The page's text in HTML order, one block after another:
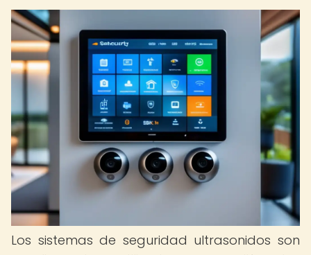
Los sistemas de seguridad ultrasonidos son